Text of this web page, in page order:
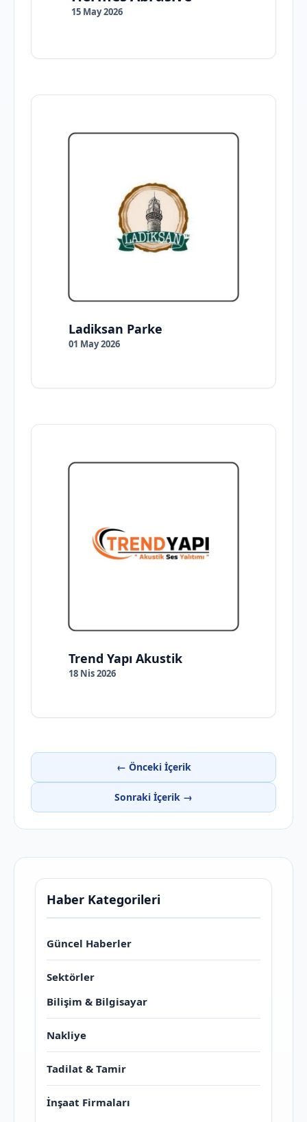
15 May 2026
Ladiksan Parke
01 May 2026
Trend Yapı Akustik
18 Nis 2026
← Önceki İçerik
Sonraki İçerik →
Haber Kategorileri
Güncel Haberler
Sektörler
Bilişim & Bilgisayar
Nakliye
Tadilat & Tamir
İnşaat Firmaları